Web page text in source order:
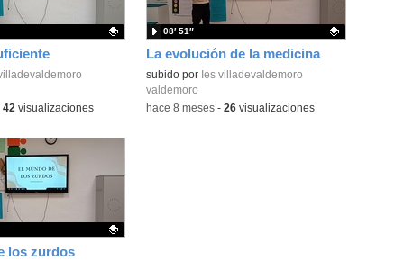
42 visualizaciones
La evolución de la medicina
Contenido educativo.
subido por Ies villadevaldemoro
valdemoro
08′ 51″
-hace 8 meses- 26visualizaciones
los zurdos